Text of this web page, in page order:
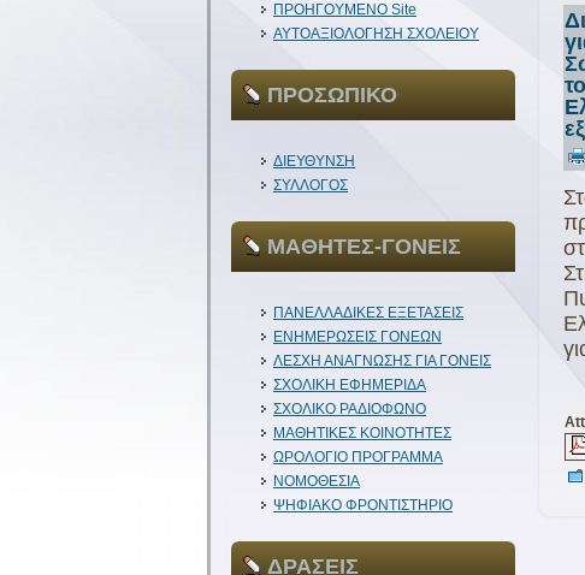
ΠΡΟΗΓΟΥΜΕΝΟ Site
ΑΥΤΟΑΞΙΟΛΟΓΗΣΗ ΣΧΟΛΕΙΟΥ
ΠΡΟΣΩΠΙΚΟ
ΔΙΕΥΘΥΝΣΗ
ΣΥΛΛΟΓΟΣ
ΜΑΘΗΤΕΣ-ΓΟΝΕΙΣ
ΠΑΝΕΛΛΑΔΙΚΕΣ ΕΞΕΤΑΣΕΙΣ
ΕΝΗΜΕΡΩΣΕΙΣ ΓΟΝΕΩΝ
ΛΕΣΧΗ ΑΝΑΓΝΩΣΗΣ ΓΙΑ ΓΟΝΕΙΣ
ΣΧΟΛΙΚΗ ΕΦΗΜΕΡΙΔΑ
ΣΧΟΛΙΚΟ ΡΑΔΙΟΦΩΝΟ
ΜΑΘΗΤΙΚΕΣ ΚΟΙΝΟΤΗΤΕΣ
ΩΡΟΛΟΓΙΟ ΠΡΟΓΡΑΜΜΑ
ΝΟΜΟΘΕΣΙΑ
ΨΗΦΙΑΚΟ ΦΡΟΝΤΙΣΤΗΡΙΟ
ΔΡΑΣΕΙΣ